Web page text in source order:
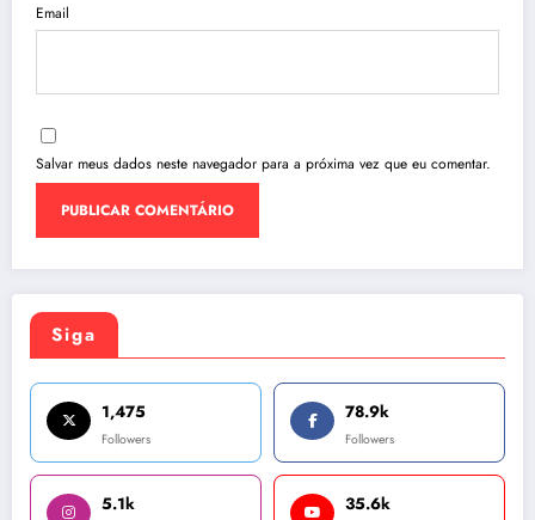
Email
Salvar meus dados neste navegador para a próxima vez que eu comentar.
Siga
1,475
Followers
78.9k
Followers
5.1k 35.6k